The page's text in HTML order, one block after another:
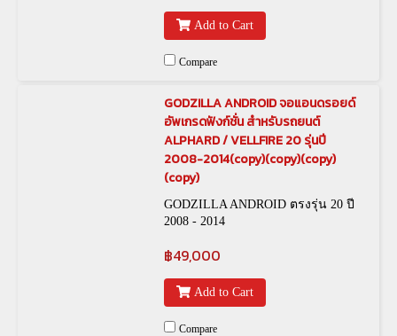
Add to Cart
Compare
GODZILLA ANDROID จอแอนดรอยด์
อัพเกรดฟังก์ชั่น สำหรับรถยนต์
ALPHARD / VELLFIRE 20 รุ่นปี
2008-2014(copy)(copy)(copy)
(copy)
GODZILLA ANDROID ตรงรุ่น 20 ปี
2008 - 2014
฿49,000
Add to Cart
Compare